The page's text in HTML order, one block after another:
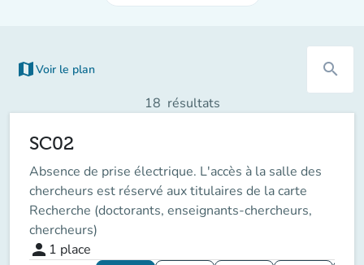
map Voir le plan
(nouvel onglet) search
18 résultats
SC02
Absence de prise électrique. L'accès à la salle des
chercheurs est réservé aux titulaires de la carte
Recherche (doctorants, enseignants-chercheurs,
chercheurs)
person 1 place